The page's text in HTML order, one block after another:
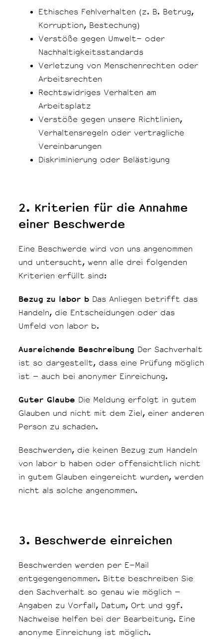
Ethisches Fehlverhalten (z. B. Betrug,
Korruption, Bestechung)
Verstöße gegen Umwelt- oder
Nachhaltigkeitsstandards
Verletzung von Menschenrechten oder
Arbeitsrechten
Rechtswidriges Verhalten am
Arbeitsplatz
Verstöße gegen unsere Richtlinien,
Verhaltensregeln oder vertragliche
Vereinbarungen
Diskriminierung oder Belästigung
2. Kriterien für die Annahme
einer Beschwerde
Eine Beschwerde wird von uns angenommen
und untersucht, wenn alle drei folgenden
Kriterien erfüllt sind:
Bezug zu labor b Das Anliegen betrifft das
Handeln, die Entscheidungen oder das
Umfeld von labor b.
Ausreichende Beschreibung Der Sachverhalt
ist so dargestellt, dass eine Prüfung möglich
ist – auch bei anonymer Einreichung.
Guter Glaube Die Meldung erfolgt in gutem
Glauben und nicht mit dem Ziel, einer anderen
Person zu schaden.
Beschwerden, die keinen Bezug zum Handeln
von labor b haben oder offensichtlich nicht
in gutem Glauben eingereicht wurden, werden
nicht als solche angenommen.
3. Beschwerde einreichen
Beschwerden werden per E-Mail
entgegengenommen. Bitte beschreiben Sie
den Sachverhalt so genau wie möglich –
Angaben zu Vorfall, Datum, Ort und ggf.
Nachweise helfen bei der Bearbeitung. Eine
anonyme Einreichung ist möglich.